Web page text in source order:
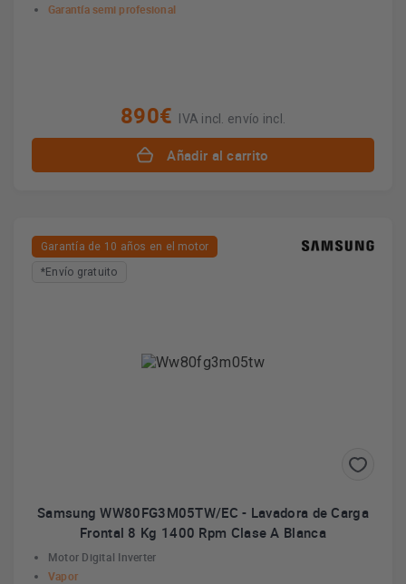
Garantía semi profesional
890€ IVA incl. envío incl.
Añadir al carrito
Garantía de 10 años en el motor
*Envío gratuito
Samsung WW80FG3M05TW/EC - Lavadora de Carga
Frontal 8 Kg 1400 Rpm Clase A Blanca
Motor Digital Inverter
Vapor